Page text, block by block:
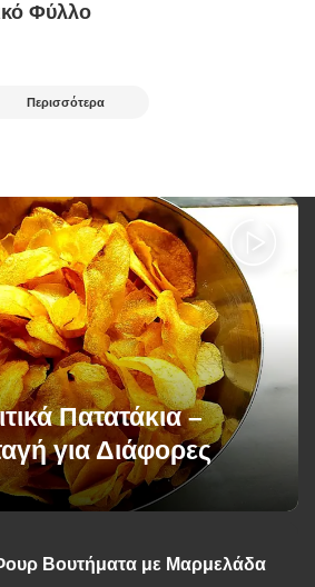
Φύλλο
Περισσότερα
Πατατάκια –
για Διάφορες
2025
Βουτήματα με Μαρμελάδα